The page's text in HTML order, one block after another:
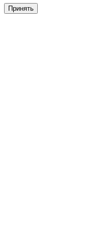
Принять